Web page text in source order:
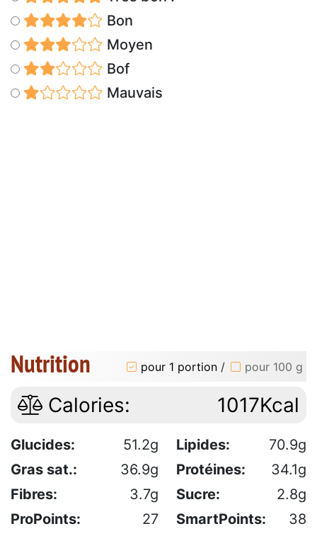
Bon
Moyen
Bof
Mauvais
Nutrition pour 1 portion / pour 100 g
Calories: 1017Kcal
Glucides: 51.2g Lipides:
70.9g
Gras sat.:
36.9g Protéines:
34.1g
Fibres:
3.7g Sucre:
2.8g
ProPoints:
27 SmartPoints: 38